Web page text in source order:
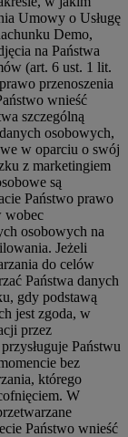
Umowy o Usługę
Demo,
na Państwa
(art. 6 ust. 1 lit.
przenoszenia
wnieść
szczególną
osobowych,
w oparciu o swój
z marketingiem
są
Państwo prawo
wobec
osobowych na
Jeżeli
do celów
Państwa danych
gdy podstawą
jest zgoda, w
przez
Państwu
bez
którego
W
Państwo wnieść